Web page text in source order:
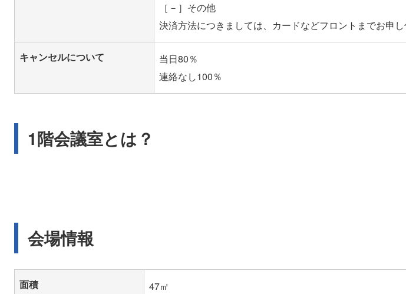
［－］その他
キャンセルについて
当日80％
1階会議室とは？
会場情報
面積 47㎡